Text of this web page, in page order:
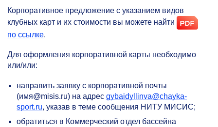
Корпоративное предложение с указанием видов
клубных карт и их стоимости вы можете найти
по ссылке.
Для оформления корпоративной карты необходимо
или/или:
направить заявку с корпоративной почты
(имя@misis.ru) на адресgybaidyllinva@chayka-
sport.ru, указав в теме сообщения НИТУ МИСИС;
обратиться в Коммерческий отдел бассейна